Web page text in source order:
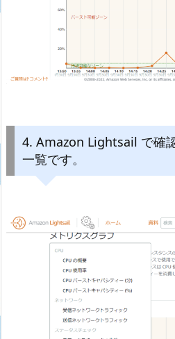
4. Amazon Lightsail で確
一覧です。